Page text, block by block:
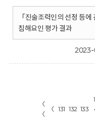
「진술조력인의 선정 등
침해요인 평가 결과
〈
〈
〈 131 132 133